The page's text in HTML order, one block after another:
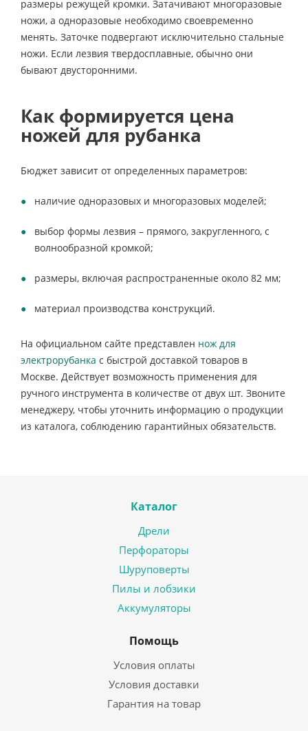
размеры режущей кромки. Затачивают многоразовые
ножи, а одноразовые необходимо своевременно
менять. Заточке подвергают исключительно стальные
ножи. Если лезвия твердосплавные, обычно они
бывают двусторонними.
Как формируется цена
ножей для рубанка
Бюджет зависит от определенных параметров:
наличие одноразовых и многоразовых моделей;
выбор формы лезвия – прямого, закругленного, с
волнообразной кромкой;
размеры, включая распространенные около 82 мм;
материал производства конструкций.
На официальном сайте представлен нож для
электрорубанка с быстрой доставкой товаров в
Москве. Действует возможность применения для
ручного инструмента в количестве от двух шт. Звоните
менеджеру, чтобы уточнить информацию о продукции
из каталога, соблюдению гарантийных обязательств.
Каталог
Дрели
Перфораторы
Шуруповерты
Пилы и лобзики
Аккумуляторы
Помощь
Условия оплаты
Условия доставки
Гарантия на товар